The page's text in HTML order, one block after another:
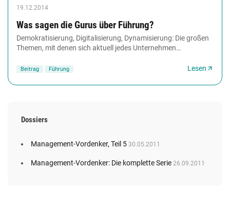
19.12.2014
Was sagen die Gurus über Führung?
Demokratisierung, Digitalisierung, Dynamisierung: Die großen
Themen, mit denen sich aktuell jedes Unternehmen
Beitrag Führung Lesen
Dossiers
Management-Vordenker, Teil 5 30.05.2011
Management-Vordenker: Die komplette Serie 26.09.2011